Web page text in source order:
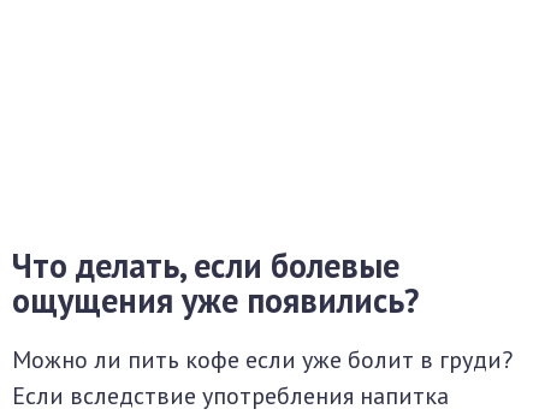
Что делать, если болевые
ощущения уже появились?
Можно ли пить кофе если уже болит в груди?
Если вследствие употребления напитка